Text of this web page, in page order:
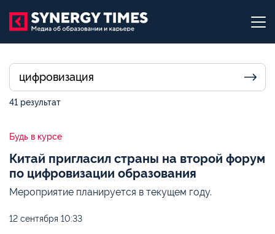
41 результат
Будь в курсе
Китай пригласил страны на второй форум
по цифровизации образования
Мероприятие планируется в текущем году.
12 сентября 10:33